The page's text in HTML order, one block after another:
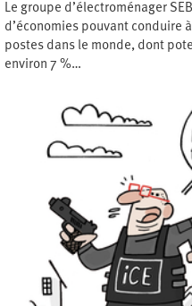
Le groupe d’électroménager
d’économies pouvant conduire
postes dans le monde, dont
environ 7 %…